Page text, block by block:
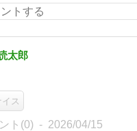
太郎
イス
ト(0) 2026/04/15